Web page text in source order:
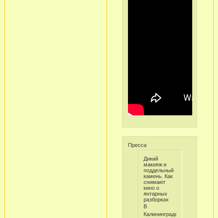
Пресса
Дикий
макияж и
поддельный
камень. Как
снимают
кино о
янтарных
разборках
В
Калининградской